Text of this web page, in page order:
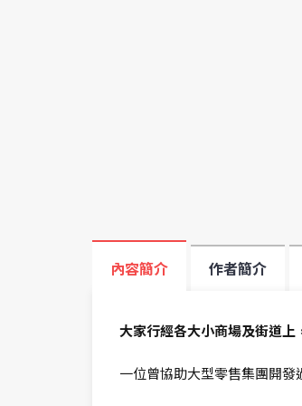
內容簡介 作者簡介
大家行經各大小商場及街道
一位曾協助大型零售集團開